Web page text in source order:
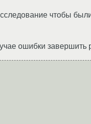
чтобы
ошибки завершить